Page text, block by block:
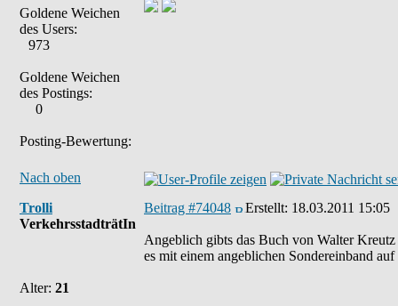
Goldene Weichen
des Users:
973
Goldene Weichen
des Postings:
0
Posting-Bewertung:
Nach oben
Trolli
VerkehrsstadträtIn
Alter: 21
Beitrag #74048 Erstellt: 18.03.2011 15:05
Angeblich gibts das Buch von Walter
es mit einem angeblichen Sondereinband auf